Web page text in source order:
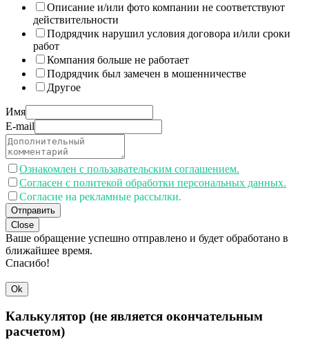
Описание и/или фото компании не соответствуют
действительности
Подрядчик нарушил условия договора и/или сроки
работ
Компания больше не работает
Подрядчик был замечен в мошенничестве
Другое
Имя
E-mail
Ознакомлен с пользавательским соглашением.
Согласен с политекой обработки персональных данных.
Согласие на рекламные рассылки.
Отправить
Close
Ваше обращение успешно отправлено и будет обработано в
ближайшее время.
Спасибо!
Ok
Калькулятор (не является окончательным
расчетом)